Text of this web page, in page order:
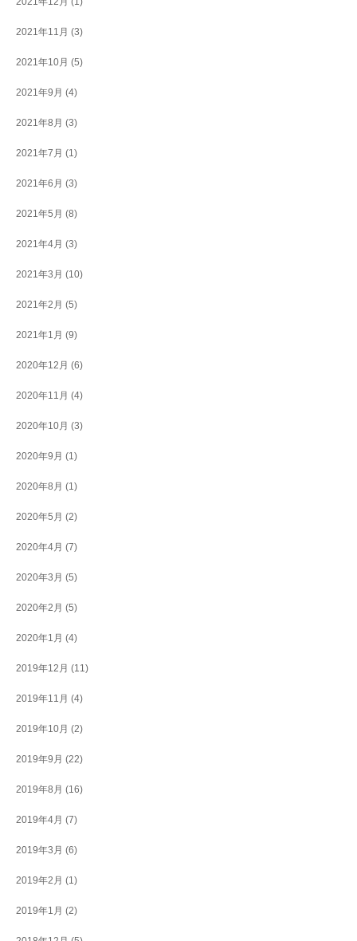
2021年11月 (3)
2021年10月 (5)
2021年9月 (4)
2021年8月 (3)
2021年7月 (1)
2021年6月 (3)
2021年5月 (8)
2021年4月 (3)
2021年3月 (10)
2021年2月 (5)
2021年1月 (9)
2020年12月 (6)
2020年11月 (4)
2020年10月 (3)
2020年9月 (1)
2020年8月 (1)
2020年5月 (2)
2020年4月 (7)
2020年3月 (5)
2020年2月 (5)
2020年1月 (4)
2019年12月 (11)
2019年11月 (4)
2019年10月 (2)
2019年9月 (22)
2019年8月 (16)
2019年4月 (7)
2019年3月 (6)
2019年2月 (1)
2019年1月 (2)